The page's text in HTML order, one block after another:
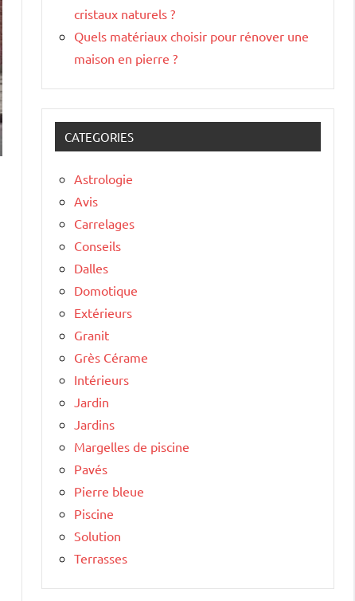
cristaux naturels ?
Quels matériaux choisir pour rénover une
maison en pierre ?
CATEGORIES
Astrologie
Avis
Carrelages
Conseils
Dalles
Domotique
Extérieurs
Granit
Grès Cérame
Intérieurs
Jardin
Jardins
Margelles de piscine
Pavés
Pierre bleue
Piscine
Solution
Terrasses